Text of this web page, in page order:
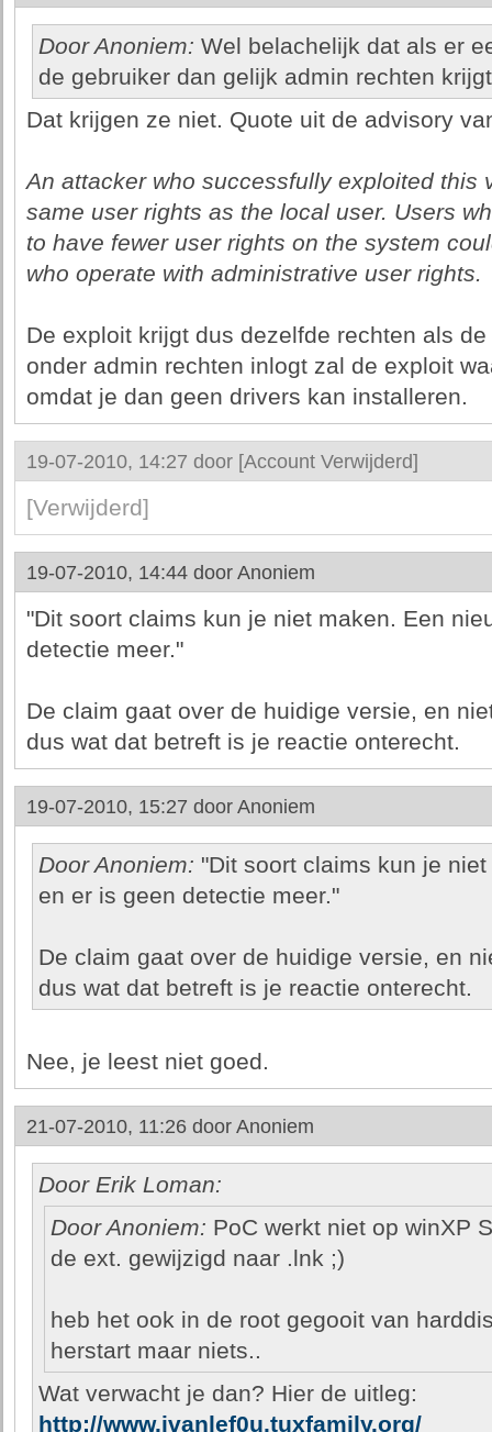
Door Anoniem: Wel belachelijk dat als er
de gebruiker dan gelijk admin rechten
Dat krijgen ze niet. Quote uit de advisory
An attacker who successfully exploited this
same user rights as the local user. Users
to have fewer user rights on the system
who operate with administrative user rights.
De exploit krijgt dus dezelfde rechten als
onder admin rechten inlogt zal de exploit
omdat je dan geen drivers kan installeren.
19-07-2010, 14:27 door [Account Verwijderd]
[Verwijderd]
19-07-2010, 14:44 door Anoniem
"Dit soort claims kun je niet maken. Een
detectie meer."
De claim gaat over de huidige versie, en
dus wat dat betreft is je reactie onterecht.
19-07-2010, 15:27 door Anoniem
Door Anoniem: "Dit soort claims kun je
en er is geen detectie meer."
De claim gaat over de huidige versie, en
dus wat dat betreft is je reactie onterecht.
Nee, je leest niet goed.
21-07-2010, 11:26 door Anoniem
Door Erik Loman:
Door Anoniem: PoC werkt niet op winXP
de ext. gewijzigd naar .lnk ;)
heb het ook in de root gegooit van
herstart maar niets..
Wat verwacht je dan? Hier de uitleg:
http://www.ivanlef0u.tuxfamily.org/